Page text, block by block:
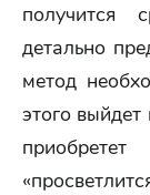
получится
детально
метод
этого